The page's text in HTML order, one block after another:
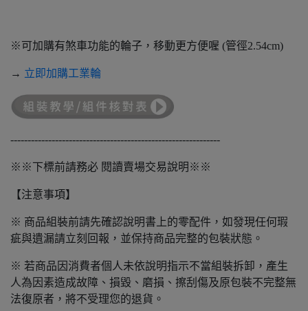
※可加購有煞車功能的輪子，移動更方便喔 (管徑2.54cm)
→ 立即加購工業輪
-------------------------------------------------------------
※※下標前請務必 閱讀賣場交易說明※※
【注意事項】
※ 商品組裝前請先確認說明書上的零配件，如發現任何瑕
疵與遺漏請立刻回報，並保持商品完整的包裝狀態。
※ 若商品因消費者個人未依說明指示不當組裝拆卸，產生
人為因素造成故障、損毀、磨損、擦刮傷及原包裝不完整無
法復原者，將不受理您的退貨。